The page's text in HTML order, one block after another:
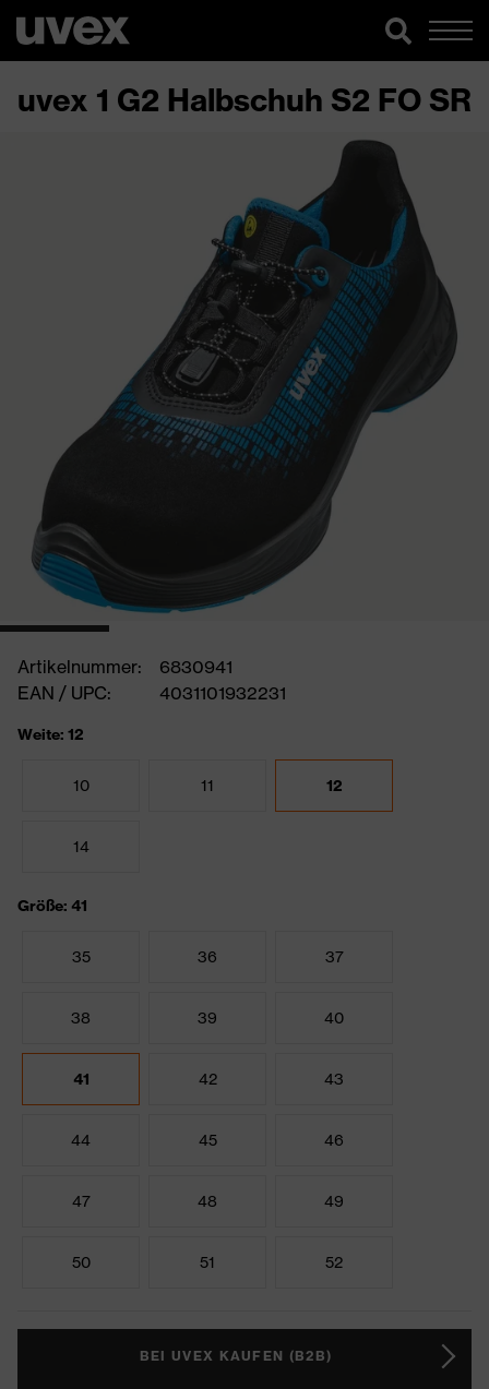
uvex 1 G2 Halbschuh S2 FO SR
Artikelnummer:
6830941
EAN / UPC:
4031101932231
Weite: 12
10 11 12
14
Größe: 41
35 36 37
38 39 40
41 42 43
44 45 46
47 48 49
50 51 52
BEI UVEX KAUFEN (B2B)